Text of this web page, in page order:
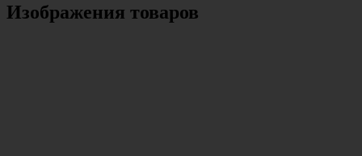
Изображения товаров